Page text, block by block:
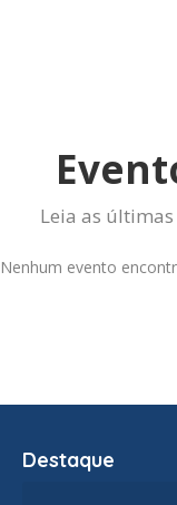
Leia as
Nenhum evento
Destaque